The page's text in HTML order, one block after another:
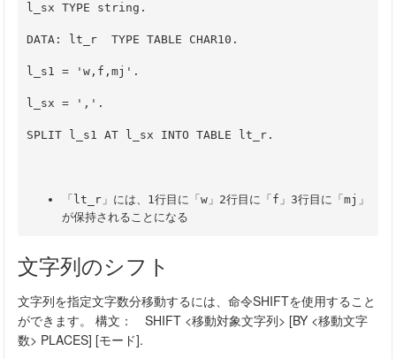
l_sx TYPE string.
DATA: lt_r  TYPE TABLE CHAR10.
l_s1 = 'w,f,mj'.
l_sx = ','.
SPLIT l_s1 AT l_sx INTO TABLE lt_r.
「lt_r」には、1行目に「w」2行目に「f」3行目に「mj」
が保持されることになる
文字列のシフト
文字列を指定文字数分移動するには、命令SHIFTを使用すること
ができます。 構文： SHIFT <移動対象文字列> [BY <移動文字
数> PLACES] [モード].